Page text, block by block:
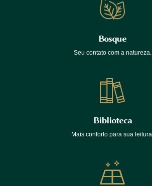
Bosque
Seu contato com a natureza.
Biblioteca
Mais conforto para sua leitura.